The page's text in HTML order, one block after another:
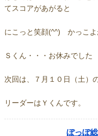
てスコアがあがると
にこっと笑顔(^^) かっこよ
Ｓくん・・・お休みでした
次回は、７月１０日（土）
リーダーはＹくんです。
ぽっぽ